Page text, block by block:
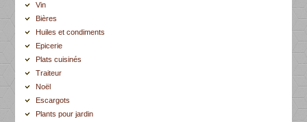
Vin
Bières
Huiles et condiments
Epicerie
Plats cuisinés
Traiteur
Noël
Escargots
Plants pour jardin